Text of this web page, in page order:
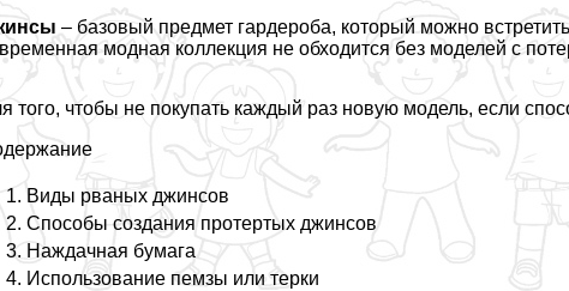
– базовый предмет гардероба, который можно
модная коллекция не обходится без моделей с
того, чтобы не покупать каждый раз новую модель, если
Виды рваных джинсов
Способы создания протертых джинсов
Наждачная бумага
Использование пемзы или терки